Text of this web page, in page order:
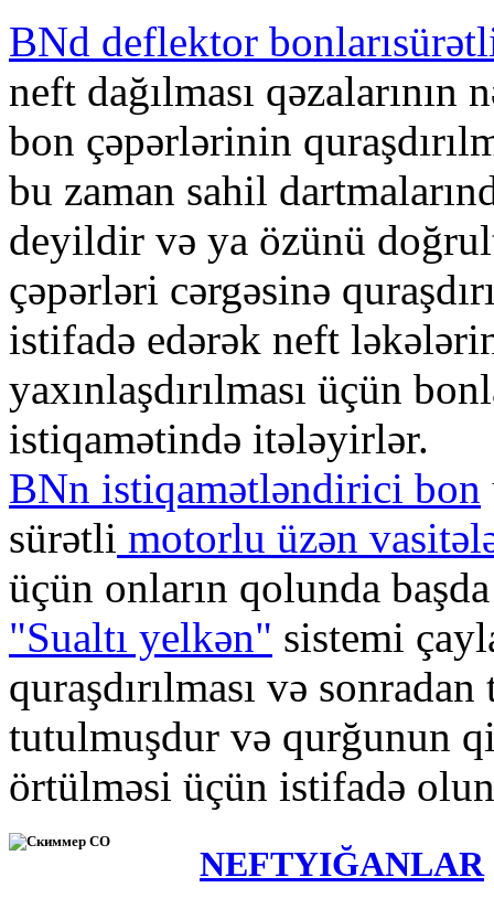
BNd deflektor
neft dağılması
bon çəpərlərinin
bu zaman sahil
deyildir və ya özünü
çəpərləri cərgəsinə
istifadə edərək neft
yaxınlaşdırılması üçün
istiqamətində itələyirlər.
BNn istiqamətləndirici bon
sürətli motorlu üzən
üçün onların qolunda
"Sualtı yelkən" sistemi
quraşdırılması və
tutulmuşdur və qurğunun
örtülməsi üçün istifadə
NEFTYIĞANLAR